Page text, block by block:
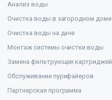
Анализ воды
Очистка воды в загородном доме
Очистка воды на даче
Монтаж системы очистки воды
Замена фильтрующих картриджей
Обслуживание пурифайеров
Партнерская программа